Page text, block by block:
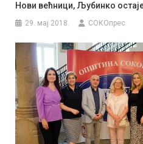
Нови већници, Љубинко
29. мај 2018. СОКОпрес